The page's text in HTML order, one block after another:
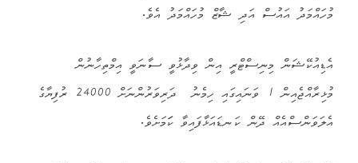
މުހައްމަދު އައުސް އަދި ޝާޒް މުހައްމަދު އެވެ.
އެޑިއުކޭޝަން މިނިސްޓްރީ އިން ވިދާޅުވީ ސާނަވީ އިމްތިހާނުން
މުޅިރާއްޖެއިން 1 ވަނައިގައި ހިމެނު ދަރިވަރުންނަށް 24000 ރުފިޔާގެ
އެލަވަންސްއެއް ދޭން ކަނޑައަޅާފައިވާ ކަަމަށެވެ.